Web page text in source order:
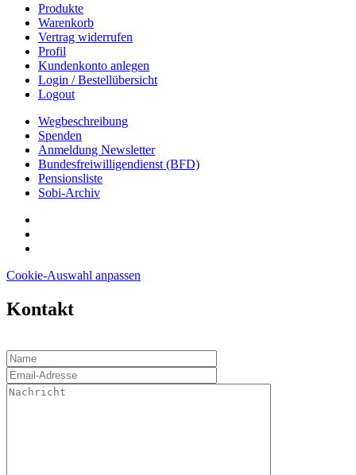
Produkte
Warenkorb
Vertrag widerrufen
Profil
Kundenkonto anlegen
Login / Bestellübersicht
Logout
Wegbeschreibung
Spenden
Anmeldung Newsletter
Bundesfreiwilligendienst (BFD)
Pensionsliste
Sobi-Archiv
Cookie-Auswahl anpassen
Kontakt